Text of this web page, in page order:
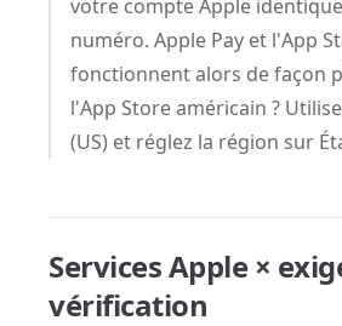
votre compte Apple
numéro. Apple Pay et l'App
fonctionnent alors de façon
l'App Store américain ?
(US) et réglez la région sur
Services Apple ×
vérification